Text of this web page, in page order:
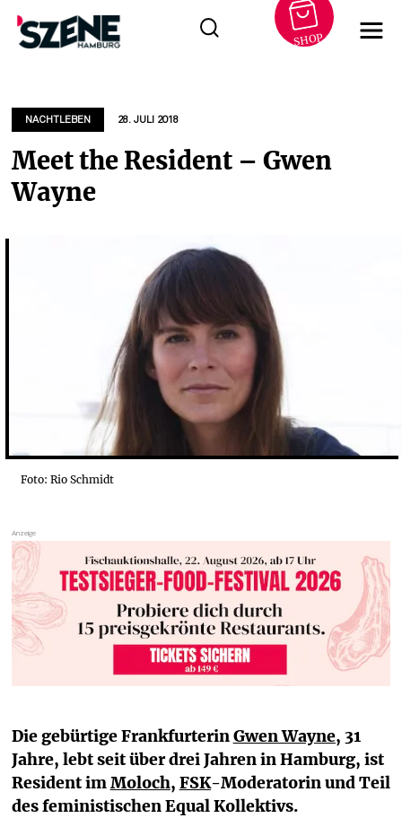
springen
SHOP
NACHTLEBEN 28. JULI 2018
Meet the Resident – Gwen
Wayne
Foto: Rio Schmidt
Die gebürtige Frankfurterin Gwen Wayne, 31
Jahre, lebt seit über drei Jahren in Hamburg, ist
Resident im Moloch, FSK-Moderatorin und Teil
des feministischen Equal Kollektivs.